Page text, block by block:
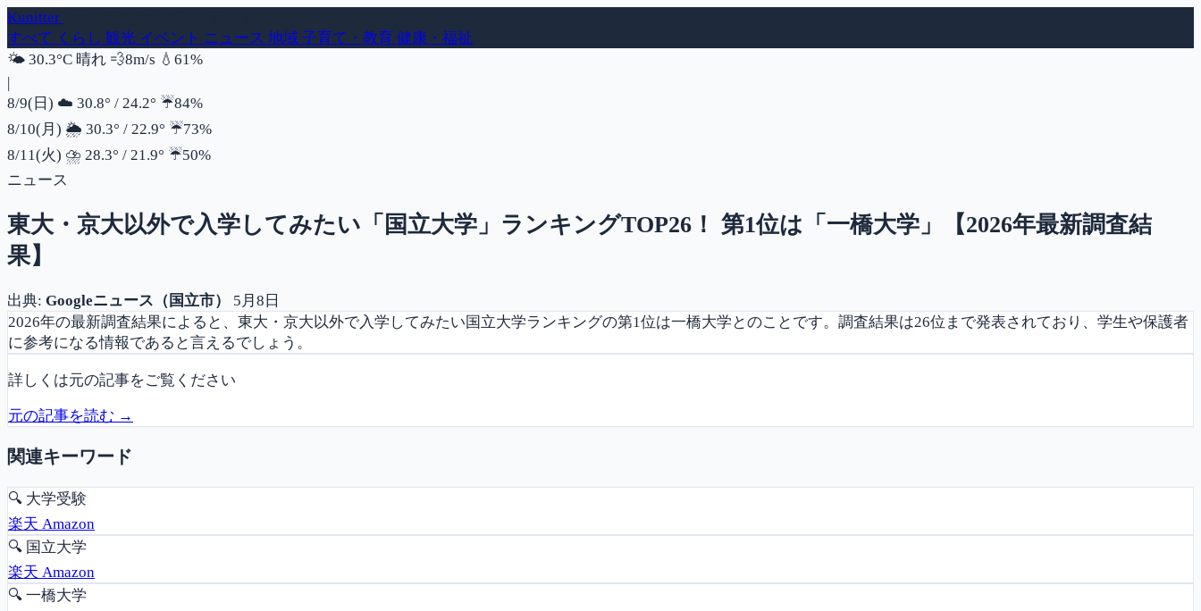
Kunitter
すべて くらし 観光 イベント ニュース 地域 子育て・教育 健康・福祉
🌤️ 30.3°C 晴れ 💨風速
8m/s 💧 湿度
61%
|
8/9(日) ☁️ 30.8° / 24.2° ☔降水確率
84%
8/10(月) 🌦️ 30.3° / 22.9° ☔降水確率
73%
8/11(火) ⛈️ 28.3° / 21.9° ☔降水確率
50%
ニュース
東大・京大以外で入学してみたい「国立大学」ランキングTOP26！ 第1位は「一橋大学」【2026年最新調査結
果】
出典: Googleニュース（国立市）
5月8日
2026年の最新調査結果によると、東大・京大以外で入学してみたい国立大学ランキングの第1位は一橋大学とのことです。調査結果は26位まで発表されており、学生や保護者
に参考になる情報であると言えるでしょう。
詳しくは元の記事をご覧ください
元の記事を読む →
関連キーワード
🔍 大学受験
楽天 Amazon
🔍 国立大学
楽天 Amazon
🔍 一橋大学